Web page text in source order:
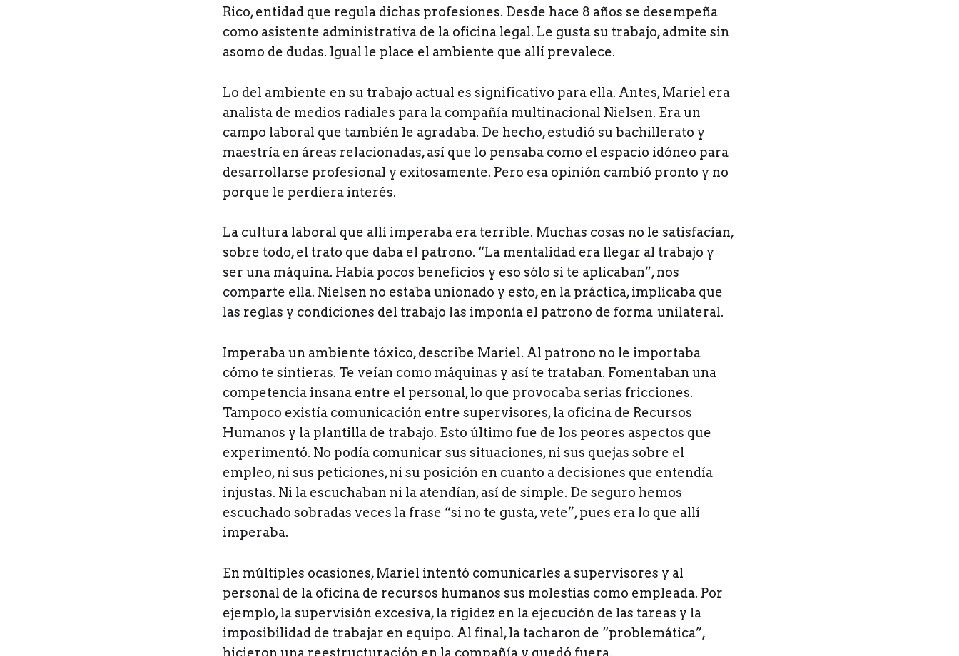
Rico, entidad que regula dichas profesiones. Desde hace 8 años se desempeña
como asistente administrativa de la oficina legal. Le gusta su trabajo, admite sin
asomo de dudas. Igual le place el ambiente que allí prevalece.
Lo del ambiente en su trabajo actual es significativo para ella. Antes, Mariel era
analista de medios radiales para la compañía multinacional Nielsen. Era un
campo laboral que también le agradaba. De hecho, estudió su bachillerato y
maestría en áreas relacionadas, así que lo pensaba como el espacio idóneo para
desarrollarse profesional y exitosamente. Pero esa opinión cambió pronto y no
porque le perdiera interés.
La cultura laboral que allí imperaba era terrible. Muchas cosas no le satisfacían,
sobre todo, el trato que daba el patrono. “La mentalidad era llegar al trabajo y
ser una máquina. Había pocos beneficios y eso sólo si te aplicaban”, nos
comparte ella. Nielsen no estaba unionado y esto, en la práctica, implicaba que
las reglas y condiciones del trabajo las imponía el patrono de forma unilateral.
Imperaba un ambiente tóxico, describe Mariel. Al patrono no le importaba
cómo te sintieras. Te veían como máquinas y así te trataban. Fomentaban una
competencia insana entre el personal, lo que provocaba serias fricciones.
Tampoco existía comunicación entre supervisores, la oficina de Recursos
Humanos y la plantilla de trabajo. Esto último fue de los peores aspectos que
experimentó. No podía comunicar sus situaciones, ni sus quejas sobre el
empleo, ni sus peticiones, ni su posición en cuanto a decisiones que entendía
injustas. Ni la escuchaban ni la atendían, así de simple. De seguro hemos
escuchado sobradas veces la frase “si no te gusta, vete”, pues era lo que allí
imperaba.
En múltiples ocasiones, Mariel intentó comunicarles a supervisores y al
personal de la oficina de recursos humanos sus molestias como empleada. Por
ejemplo, la supervisión excesiva, la rigidez en la ejecución de las tareas y la
imposibilidad de trabajar en equipo. Al final, la tacharon de “problemática”,
hicieron una reestructuración en la compañía y quedó fuera.